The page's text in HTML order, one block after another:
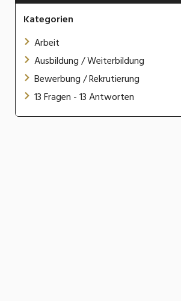
Kategorien
Arbeit
Ausbildung / Weiterbildung
Bewerbung / Rekrutierung
13 Fragen - 13 Antworten